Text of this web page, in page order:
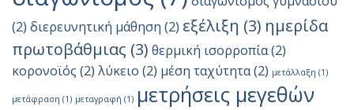
(2) διερευνητική μάθηση (2) εξέλιξη (3) ημερίδα
πρωτοβάθμιας (3) θερμική ισορροπία(2)
κορονοϊός (2) λύκειο (2) μέση ταχύτητα(2) μετάλλαξη (1)
μετάφραση (1) μεταγραφή (1) μετρήσεις μεγεθών